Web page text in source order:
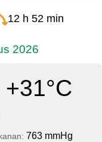
12 h 52 min
2026
+31°C
763 mmHg